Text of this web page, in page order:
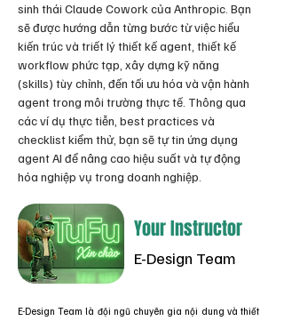
sinh thái Claude Cowork của Anthropic. Bạn
sẽ được hướng dẫn từng bước từ việc hiểu
kiến trúc và triết lý thiết kế agent, thiết kế
workflow phức tạp, xây dựng kỹ năng
(skills) tùy chỉnh, đến tối ưu hóa và vận hành
agent trong môi trường thực tế. Thông qua
các ví dụ thực tiễn, best practices và
checklist kiểm thử, bạn sẽ tự tin ứng dụng
agent AI để nâng cao hiệu suất và tự động
hóa nghiệp vụ trong doanh nghiệp.
Your Instructor
E-Design Team
E-Design Team là đội ngũ chuyên gia nội dung và thiết